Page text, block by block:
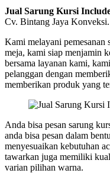
Jual Sarung Kursi
Cv. Bintang Jaya Konveksi.
Kami melayani pemesanan
meja, kami siap menjamin
bersama layanan kami,
pelanggan dengan
memberikan produk yang
Anda bisa pesan sarung
anda bisa pesan dalam
menyesuaikan kebutuhan
tawarkan juga memiliki
varian pilihan warna.